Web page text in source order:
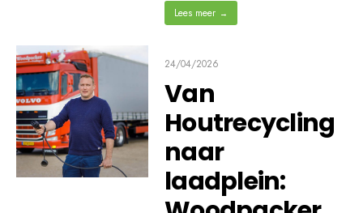
Lees meer →
24/04/2026
Van
Houtrecycling
naar
laadplein: